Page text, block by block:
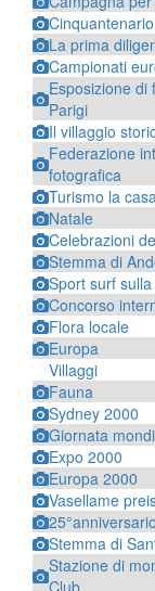
La prima
Campionati
Esposizione di
Parigi
Il villaggio
Federazione
fotografica
Turismo la
Natale
Celebrazioni
Stemma di
Sport surf
Concorso
Flora locale
Europa
Villaggi
Fauna
Sydney 2000
Giornata
Expo 2000
Europa 2000
Vasellame
Stemma di
Stazione di
Club